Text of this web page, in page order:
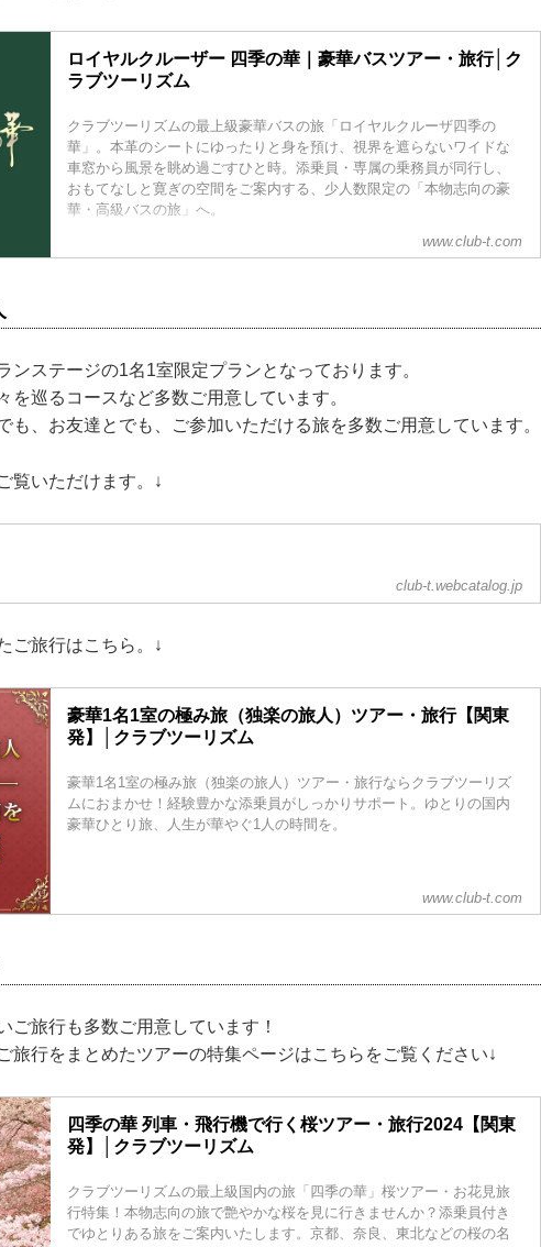
ロイヤルクルーザー 四季の華｜豪華バスツアー・旅行│ク
ラブツーリズム
クラブツーリズムの最上級豪華バスの旅「ロイヤルクルーザ四季の
華」。本革のシートにゆったりと身を預け、視界を遮らないワイドな
車窓から風景を眺め過ごすひと時。添乗員・専属の乗務員が同行し、
おもてなしと寛ぎの空間をご案内する、少人数限定の「本物志向の豪
華・高級バスの旅」へ。
www.club-t.com
ンステージの1名1室限定プランとなっております。
巡るコースなど多数ご用意しています。
も、お友達とでも、ご参加いただける旅を多数ご用意しています。
覧いただけます。↓
club-t.webcatalog.jp
ご旅行はこちら。↓
豪華1名1室の極み旅（独楽の旅人）ツアー・旅行【関東
発】│クラブツーリズム
豪華1名1室の極み旅（独楽の旅人）ツアー・旅行ならクラブツーリズ
ムにおまかせ！経験豊かな添乗員がしっかりサポート。ゆとりの国内
豪華ひとり旅、人生が華やぐ1人の時間を。
www.club-t.com
ご旅行も多数ご用意しています！
旅行をまとめたツアーの特集ページはこちらをご覧ください↓
四季の華 列車・飛行機で行く桜ツアー・旅行2024【関東
発】│クラブツーリズム
クラブツーリズムの最上級国内の旅「四季の華」桜ツアー・お花見旅
行特集！本物志向の旅で艶やかな桜を見に行きませんか？添乗員付き
でゆとりある旅をご案内いたします。京都、奈良、東北などの桜の名